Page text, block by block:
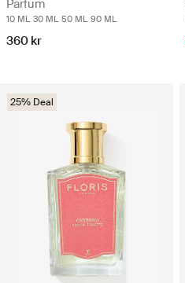
Parfum
10 ML 30 ML 50 ML 90 ML
360 kr
25% Deal